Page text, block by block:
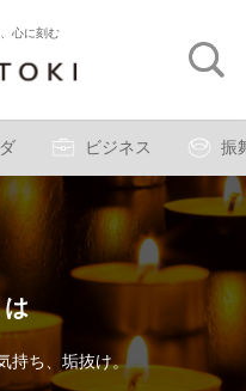
心に刻む
ビジネス 振
は
持ち、垢抜け。